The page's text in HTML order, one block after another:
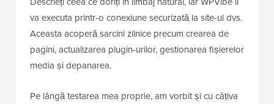
va executa printr-o conexiune securizată la site-ul dvs.
Aceasta acoperă sarcini zilnice precum crearea de
pagini, actualizarea plugin-urilor, gestionarea fișierelor
media și depanarea.
Pe lângă testarea mea proprie, am vorbit și cu câțiva